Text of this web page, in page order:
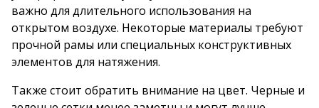
важно для длительного использования на
открытом воздухе. Некоторые материалы требуют
прочной рамы или специальных конструктивных
элементов для натяжения.
Также стоит обратить внимание на цвет. Черные и